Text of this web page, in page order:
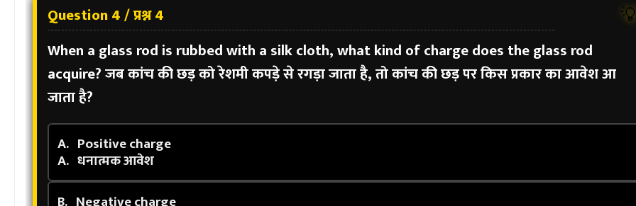
Question 4 / प्रश्न 4
When a glass rod is rubbed with a silk cloth, what kind of charge does the glass rod
acquire?जब कांच की छड़ को रेशमी कपड़े से रगड़ा जाता है, तो कांच की छड़ पर किस प्रकार का आवेश आ
जाता है?
A. Positive charge
A. धनात्मक आवेश